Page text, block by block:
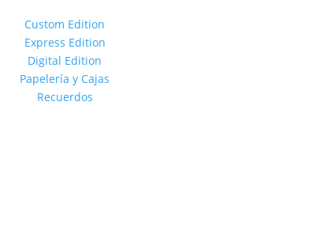
Custom Edition
Express Edition
Digital Edition
Papelería y Cajas
Recuerdos